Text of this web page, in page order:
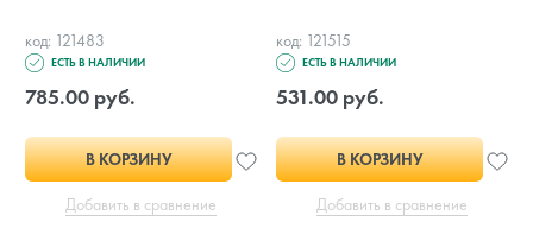
код: 121483
ЕСТЬ В НАЛИЧИИ
785.00 руб.
В КОРЗИНУ
Добавить в сравнение
код: 121515
ЕСТЬ В НАЛИЧИИ
531.00 руб.
В КОРЗИНУ
Добавить в сравнение